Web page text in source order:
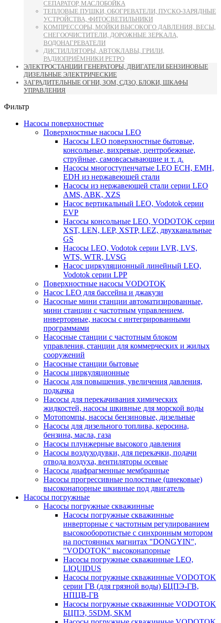
СЕПАРАТОР, МАСЛОБОЙКА
ТЕПЛОВЫЕ ПУШКИ, ОБОГРЕВАТЕЛИ, ПУСКО-ЗАРЯДНЫЕ
УСТРОЙСТВА, ФИТОСВЕТИЛЬНИКИ
КОМПРЕССОРЫ, МОЙКИ ВЫСОКОГО ДАВЛЕНИЯ, ВЕСЫ,
СНЕГООЧИСТИТЕЛИ, ДОРОЖНЫЕ ЗЕРКАЛА,
ВОДОНАГРЕВАТЕЛИ
ДИСТИЛЛЯТОРЫ, АВТОКЛАВЫ, ГРИЛИ,
РАДИОПРИЁМНИКИ РЕТРО
ЭЛЕКТРОСТАНЦИИ ГЕНЕРАТОРЫ, ДВИГАТЕЛИ БЕНЗИНОВЫЕ
ДИЗЕЛЬНЫЕ ЭЛЕКТРИЧЕСКИЕ
ЗАГРАДИТЕЛЬНЫЕ ОГНИ, ЗОМ, СДЗО, БЛОКИ, ШКАФЫ
УПРАВЛЕНИЯ
Фильтр
Насосы поверхностные
Поверхностные насосы LEO
Насосы LEO поверхностные бытовые,
консольные, вихревые, центробежные,
струйные, самовсасывающие и т. д.
Насосы многоступенчатые LEO ECH, EMH,
EDH из нержавеющей стали
Насосы из нержавеющей стали серии LEO
AMS, ABK, XZS
Насос вертикальный LEO, Vodotok серии
EVP
Насосы консольные LEO, VODOTOK серии
XST, LEN, LEP, XSTP, LEZ, двухканальные
GS
Насосы LEO, Vodotok серии LVR, LVS,
WTS, WTR, LVSG
Насос циркуляционный линейный LEO,
Vodotok серии LPP
Поверхностные насосы VODOTOK
Насос LEO для бассейна и джакузи
Насосные мини станции автоматизированные,
мини станции с частотным управлением,
инверторные, насосы с интегрированными
программами
Насосные станции с частотным блоком
управления, станции для коммерческих и жилых
сооружений
Насосные станции бытовые
Насосы циркуляционные
Насосы для повышения, увеличения давления,
подкачка
Насосы для перекачивания химических
жидкостей, насосы шкивные для морской воды
Мотопомпы, насосы бензиновые, дизельные
Насосы для дизельного топлива, керосина,
бензина, масла, газа
Насосы плунжерные высокого давления
Насосы воздуходувки, для перекачки, подачи
отвода воздуха, вентиляторы осевые
Насосы диафрагменные мембранные
Насосы прогрессивные полостные (шнековые)
высоконапорные шкивные под двигатель
Насосы погружные
Насосы погружные скважинные
Насосы погружные скважинные
инверторные с частотным регулированием
высокооборотистые с синхронным мотором
на постоянных магнитах "DONGYIN",
"VODOTOK" высоконапорные
Насосы погружные скважинные LEO,
LIQUIDUS
Насосы погружные скважинные VODOTOK
серии ГВ (для грязной воды) БЦПЭ-ГВ,
НПЦВ-ГВ
Насосы погружные скважинные VODOTOK
БЦПЭ, 5SDM, SKM